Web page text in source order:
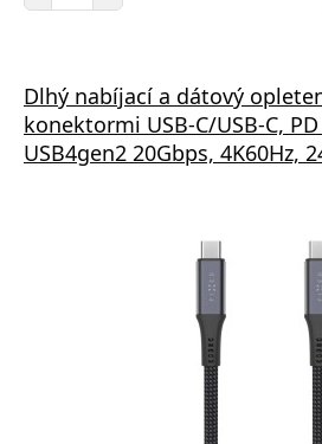
Dlhý nabíjací a dátový
konektormi USB-C/USB-C,
USB4gen2 20Gbps, 4K60Hz,